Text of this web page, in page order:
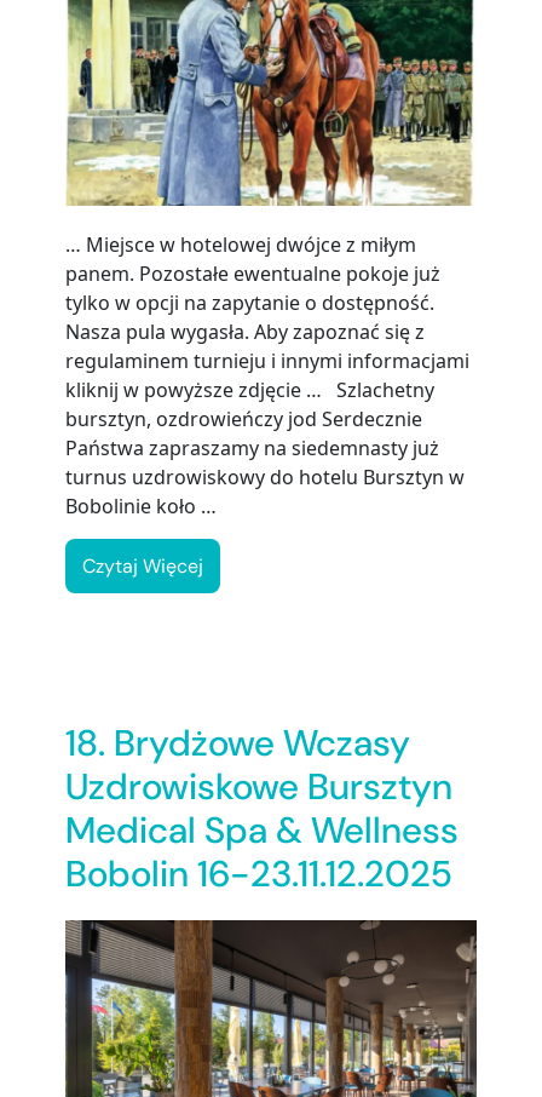
… Miejsce w hotelowej dwójce z miłym
panem. Pozostałe ewentualne pokoje już
tylko w opcji na zapytanie o dostępność.
Nasza pula wygasła. Aby zapoznać się z
regulaminem turnieju i innymi informacjami
kliknij w powyższe zdjęcie … Szlachetny
bursztyn, ozdrowieńczy jod Serdecznie
Państwa zapraszamy na siedemnasty już
turnus uzdrowiskowy do hotelu Bursztyn w
Bobolinie koło …
Czytaj Więcej
18. Brydżowe Wczasy
Uzdrowiskowe Bursztyn
Medical Spa & Wellness
Bobolin 16-23.11.12.2025